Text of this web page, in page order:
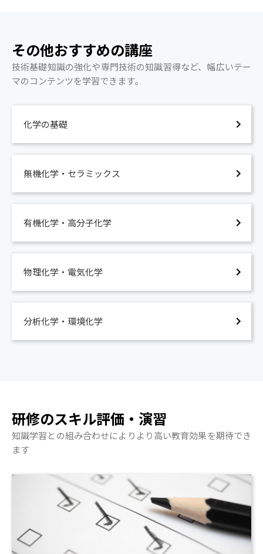
攪拌翼
3.化学反応と触媒
触媒の働き
工業触媒の組成
化学製品製造技術
アンモニア製造法
元素の性質と周期表、化学結合、化学量・化学反
応、酸・塩基
なるほど！無機化学・セラミックス
固体化学と結晶構造、無機化合物の合成、無機化学
有機化合物と合成、高分子化合物と合成、天然有機
及び高分子化合物、有機化学工業及び高分子化学工業
なるほど！物理化学・電気化学
機器分析Ⅰ 電磁波、X線、機器分析Ⅱ 電子顕微
鏡、熱分析、クロマトグラフィ、分析の現場への応
なるほど！化学プロセス
その他おすすめの講座
技術基礎知識の強化や専門技術の知識習得など、幅広いテー
マのコンテンツを学習できます。
化学の基礎
無機化学・セラミックス
有機化学・高分子化学
物理化学・電気化学
分析化学・環境化学
研修のスキル評価・演習
知識学習との組み合わせによりより高い教育効果を期待でき
ます